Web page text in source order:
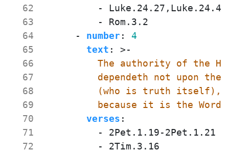
  62
  63
  64
  65
  66
  67
  68
  69
  70
  71
  72
- Luke.24.27,Luke.24.44
- Rom.3.2
- number:
4
text : >-
because it is the Word
verses :
- 2Pet.1.19-2Pet.1.21
- 2Tim.3.16